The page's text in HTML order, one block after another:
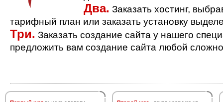
Два. Заказать хостинг,
тарифный план или заказать установку
Три. Заказать создание сайта у нашего
предложить вам создание сайта любой